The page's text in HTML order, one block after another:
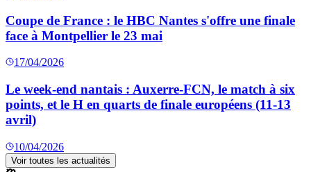
Coupe de France : le HBC Nantes s'offre une finale
face à Montpellier le 23 mai
17/04/2026
Le week-end nantais : Auxerre-FCN, le match à six
points, et le H en quarts de finale européens (11-13
avril)
10/04/2026
Voir toutes les actualités